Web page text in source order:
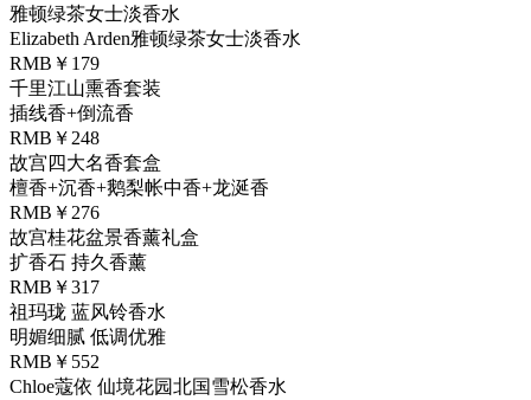
雅顿绿茶女士淡香水
Elizabeth Arden雅顿绿茶女士淡香水
RMB￥179
千里江山熏香套装
插线香+倒流香
RMB￥248
故宫四大名香套盒
檀香+沉香+鹅梨帐中香+龙涎香
RMB￥276
故宫桂花盆景香薰礼盒
扩香石 持久香薰
RMB￥317
祖玛珑 蓝风铃香水
明媚细腻 低调优雅
RMB￥552
Chloe蔻依 仙境花园北国雪松香水